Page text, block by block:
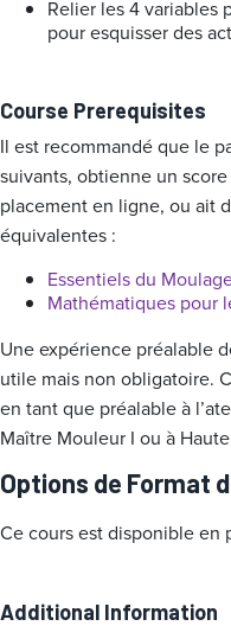
Relier les 4 variables
pour esquisser des
Course Prerequisites
Il est recommandé que le
suivants, obtienne un
placement en ligne, ou ait
équivalentes :
Essentiels du
Mathématiques pour
Une expérience préalable
utile mais non obligatoire.
en tant que préalable à
Maître Mouleur I ou à
Options de Format
Ce cours est disponible en
Additional Information